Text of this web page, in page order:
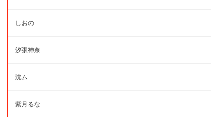
しおの
汐張神奈
沈ム
紫月るな